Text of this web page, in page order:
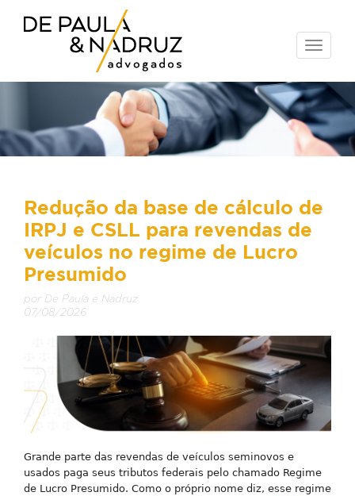
Toggle
Redução da base de cálculo de
IRPJ e CSLL para revendas de
veículos no regime de Lucro
Presumido
por De Paula e Nadruz
07/08/2026
Grande parte das revendas de veículos seminovos e
usados paga seus tributos federais pelo chamado Regime
de Lucro Presumido. Como o próprio nome diz, esse regime